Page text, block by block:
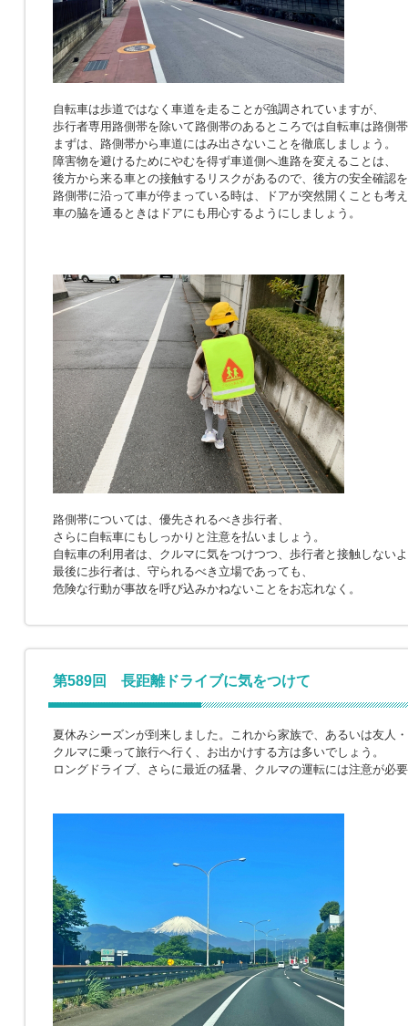
自転車は歩道ではなく車道を走ることが強調されていますが、
歩行者専用路側帯を除いて路側帯のあるところでは自転車は路側
まずは、路側帯から車道にはみ出さないことを徹底しましょう。
障害物を避けるためにやむを得ず車道側へ進路を変えることは、
後方から来る車との接触するリスクがあるので、後方の安全確認
路側帯に沿って車が停まっている時は、ドアが突然開くことも考
車の脇を通るときはドアにも用心するようにしましょう。
路側帯については、優先されるべき歩行者、
さらに自転車にもしっかりと注意を払いましょう。
自転車の利用者は、クルマに気をつけつつ、歩行者と接触しない
最後に歩行者は、守られるべき立場であっても、
危険な行動が事故を呼び込みかねないことをお忘れなく。
第589回 長距離ドライブに気をつけて
夏休みシーズンが到来しました。これから家族で、あるいは友人
クルマに乗って旅行へ行く、お出かけする方は多いでしょう。
ロングドライブ、さらに最近の猛暑、クルマの運転には注意が必